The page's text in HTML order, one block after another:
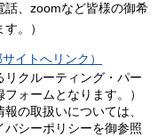
話、zoomなど皆様の御希
。）
イトへリンク）
リクルーティング・パー
ォームとなります。）
の取扱いについては、
シーポリシーを御参照